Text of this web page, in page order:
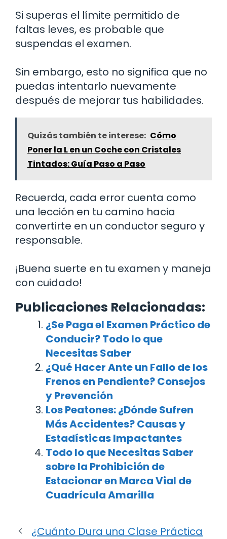
Si superas el límite permitido de
faltas leves, es probable que
suspendas el examen.
Sin embargo, esto no significa que no
puedas intentarlo nuevamente
después de mejorar tus habilidades.
Quizás también te interese: Cómo
Poner la L en un Coche con Cristales
Tintados: Guía Paso a Paso
Recuerda, cada error cuenta como
una lección en tu camino hacia
convertirte en un conductor seguro y
responsable.
¡Buena suerte en tu examen y maneja
con cuidado!
Publicaciones Relacionadas:
¿Se Paga el Examen Práctico de
Conducir? Todo lo que
Necesitas Saber
¿Qué Hacer Ante un Fallo de los
Frenos en Pendiente? Consejos
y Prevención
Los Peatones: ¿Dónde Sufren
Más Accidentes? Causas y
Estadísticas Impactantes
Todo lo que Necesitas Saber
sobre la Prohibición de
Estacionar en Marca Vial de
Cuadrícula Amarilla
¿Cuánto Dura una Clase Práctica